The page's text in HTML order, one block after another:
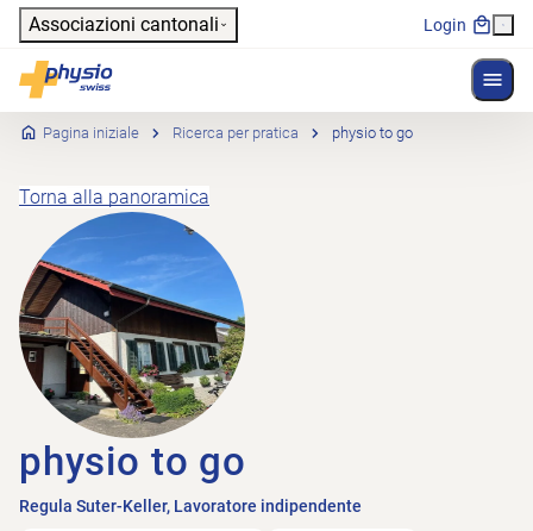
Header
Associazioni cantonali Login
Physioswiss
Navigazione principale
Pagina iniziale Ricerca per pratica physio to go
Torna alla panoramica
physio to go
Regula Suter-Keller, Lavoratore indipendente